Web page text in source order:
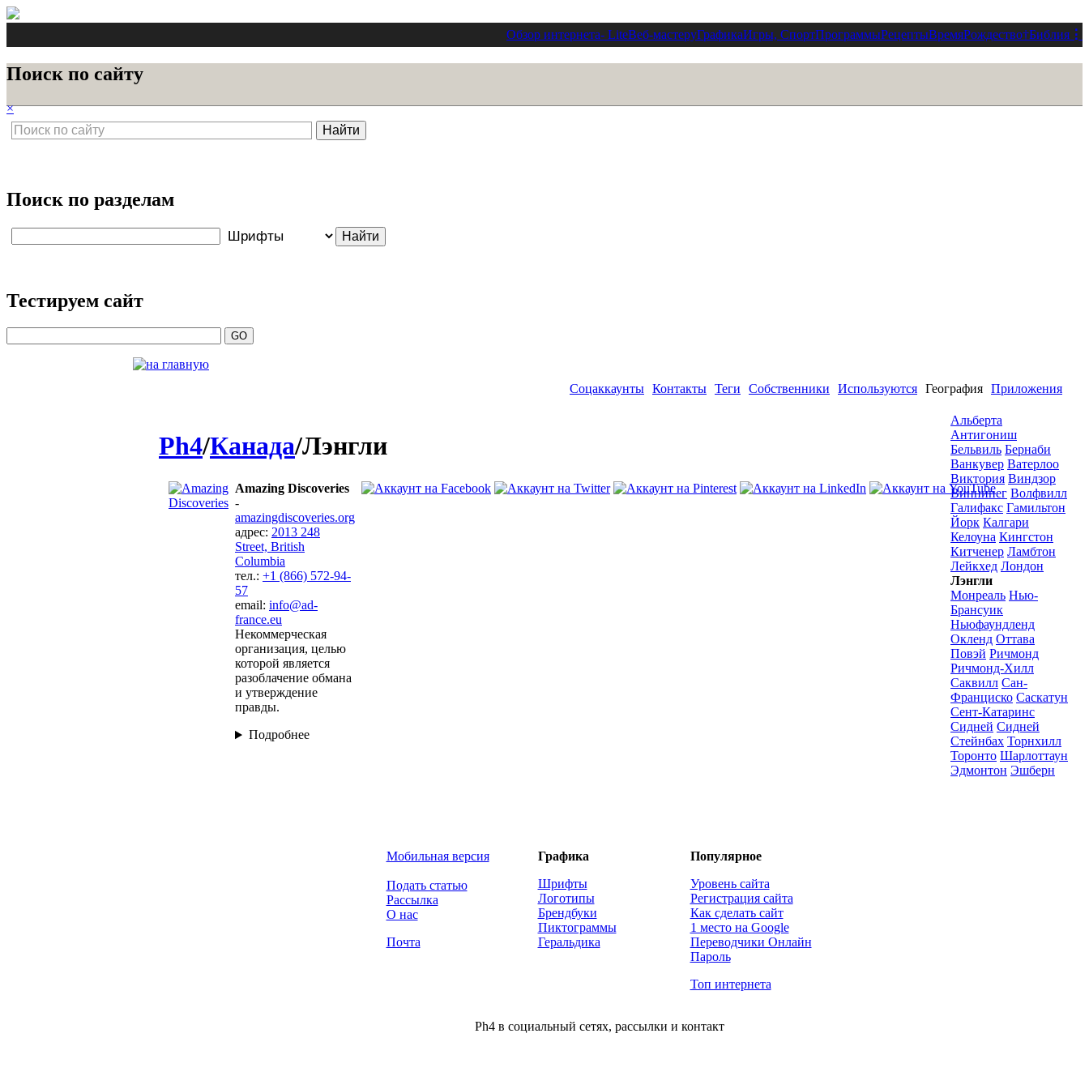
Обзор интернета- LiteВеб-мастеруГрафикаИгры, СпортПрограммыРецептыВремяРождество†Библия ⋮
Поиск по сайту
×
Поиск по разделам
Тестируем сайт
Соцаккаунты Контакты Теги Собственники Используются География Приложения
Ph4/Канада/Лэнгли
Amazing Discoveries
-
amazingdiscoveries.org
адрес: 2013 248
Street, British
Columbia
тел.: +1 (866) 572-94-
57
email: info@ad-
france.eu
Некоммерческая
организация, целью
которой является
разоблачение обмана
и утверждение
правды.
Подробнее
Альберта
Антигониш
Бельвиль Бернаби
Ванкувер Ватерлоо
Виктория Виндзор
Виннипег Волфвилл
Галифакс Гамильтон
Йорк Калгари
Келоуна Кингстон
Китченер Ламбтон
Лейкхед Лондон
Лэнгли
Монреаль Нью-
Брансуик
Ньюфаундленд
Окленд Оттава
Повэй Ричмонд
Ричмонд-Хилл
Саквилл Сан-
Франциско Саскатун
Сент-Катаринс
Сидней Сидней
Стейнбах Торнхилл
Торонто Шарлоттаун
Эдмонтон Эшберн
Мобильная версия
Подать статью
Рассылка
О нас
Почта
Графика
Шрифты
Логотипы
Брендбуки
Пиктограммы
Геральдика
Популярное
Уровень сайта
Регистрация сайта
Как сделать сайт
1 место на Google
Переводчики Онлайн
Пароль
Топ интернета
Ph4 в социальный сетях, рассылки и контакт